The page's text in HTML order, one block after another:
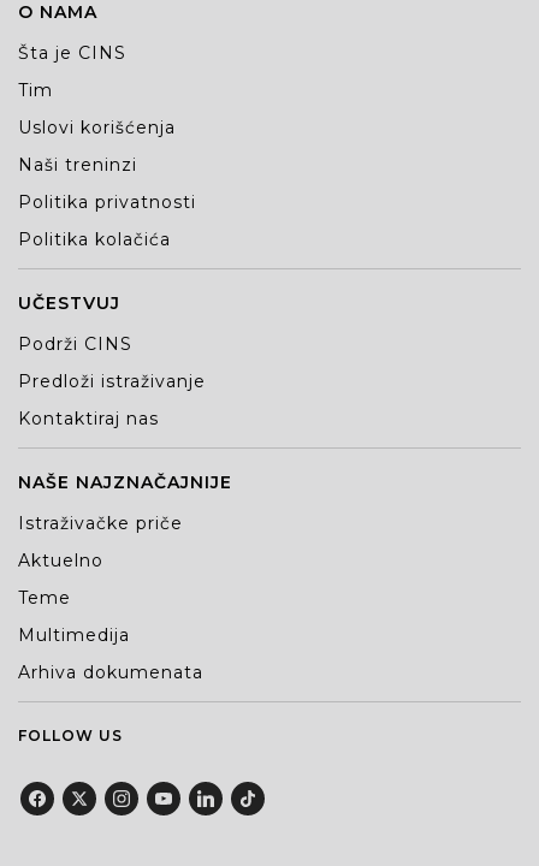
O NAMA
Šta je CINS
Tim
Uslovi korišćenja
Naši treninzi
Politika privatnosti
Politika kolačića
UČESTVUJ
Podrži CINS
Predloži istraživanje
Kontaktiraj nas
NAŠE NAJZNAČAJNIJE
Istraživačke priče
Aktuelno
Teme
Multimedija
Arhiva dokumenata
FOLLOW US